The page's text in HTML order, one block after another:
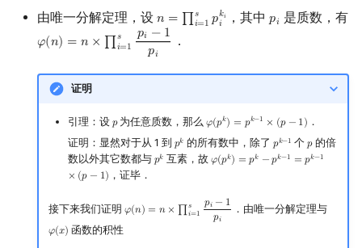
最小表示法
K-D Tree
霍夫曼树
二分图
图的匹配
空间优化简介
由唯一分解定理，设 𝑛 = ∏𝑠
𝑖=1 𝑝𝑘𝑖
𝑖
n =∏ =1sp iki ，其中𝑝𝑖
pi 是质数，有
𝜑(𝑛) = 𝑛 × ∏𝑠
𝑖=1
𝑝𝑖 −1
𝑝𝑖
φ(n) =n×∏ i= 1spi− pi ．
证明
引理：设𝑝
p为任意质数，那么 𝜑(𝑝𝑘) = 𝑝𝑘−1 × (𝑝 − 1)
φ(pk) =p k−1 ×( p− 1)
．
证明：显然对于从 1 到 𝑝𝑘
pk 的所有数中，除了 𝑝𝑘−1
pk−1 个𝑝
p的倍
数以外其它数都与𝑝𝑘
pk 互素，故 𝜑(𝑝𝑘) = 𝑝𝑘 −𝑝𝑘−1 = 𝑝𝑘−1
× (𝑝 − 1)
φ(pk) =p k−pk−1=p k−1×(p−
，证毕．
接下来我们证明 𝜑(𝑛) = 𝑛 × ∏𝑠
𝑖=1
𝑝𝑖 −1
𝑝𝑖
φ(n)=n ×∏ i= pi−1 pi ．由唯一分解定理与
𝜑(𝑥)
φ(x) 函数的积性